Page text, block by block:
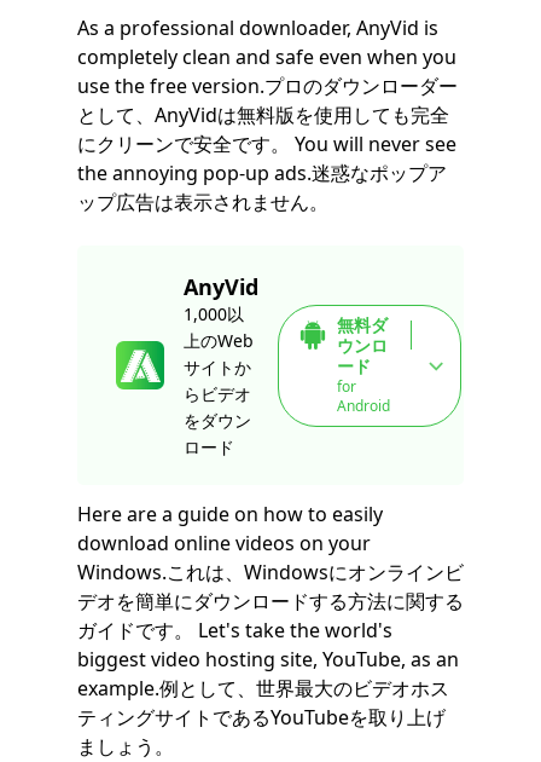
As a professional downloader, AnyVid is
completely clean and safe even when you
use the free version.プロのダウンローダー
として、AnyVidは無料版を使用しても完全
にクリーンで安全です。 You will never see
the annoying pop-up ads.迷惑なポップア
ップ広告は表示されません。
AnyVid
1,000以
上のWeb
サイトか
らビデオ
をダウン
ロード
無料ダ
ウンロ
ード
for
Android
Here are a guide on how to easily
download online videos on your
Windows.これは、Windowsにオンラインビ
デオを簡単にダウンロードする方法に関する
ガイドです。 Let's take the world's
biggest video hosting site, YouTube, as an
example.例として、世界最大のビデオホス
ティングサイトであるYouTubeを取り上げ
ましょう。